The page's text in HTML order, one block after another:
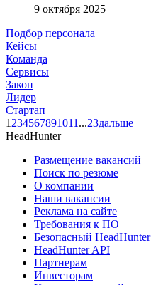
9 октября 2025
Подбор персонала
Кейсы
Команда
Сервисы
Закон
Лидер
Стартап
1 234567891011 ...23дальше
HeadHunter
Размещение вакансий
Поиск по резюме
О компании
Наши вакансии
Реклама на сайте
Требования к ПО
Безопасный HeadHunter
HeadHunter API
Партнерам
Инвесторам